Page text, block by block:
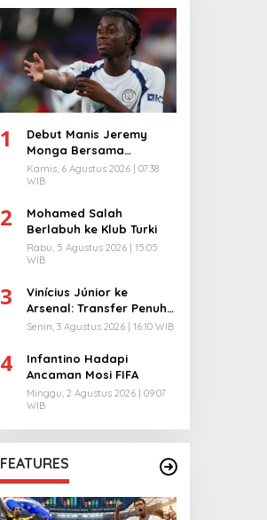
1
Debut Manis Jeremy
Monga Bersama
Manchester City
Kamis, 6 Agustus 2026 | 07:38
WIB
2
Mohamed Salah
Berlabuh ke Klub Turki
Rabu, 5 Agustus 2026 | 15:05
WIB
3
Vinícius Júnior ke
Arsenal: Transfer Penuh
Risiko
Senin, 3 Agustus 2026 | 16:10 WIB
4
Infantino Hadapi
Ancaman Mosi FIFA
Minggu, 2 Agustus 2026 | 09:07
WIB
FEATURES